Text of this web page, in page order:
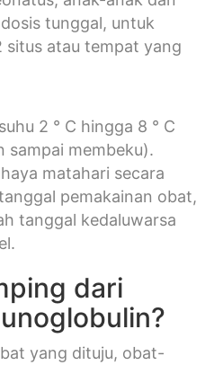
tunggal, untuk
situs atau tempat yang
2 ° C hingga 8 ° C
sampai membeku).
matahari secara
pemakainan obat,
tanggal kedaluwarsa
dari
yang dituju, obat-